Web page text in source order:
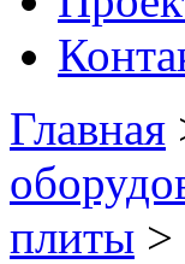
Главная
плиты >